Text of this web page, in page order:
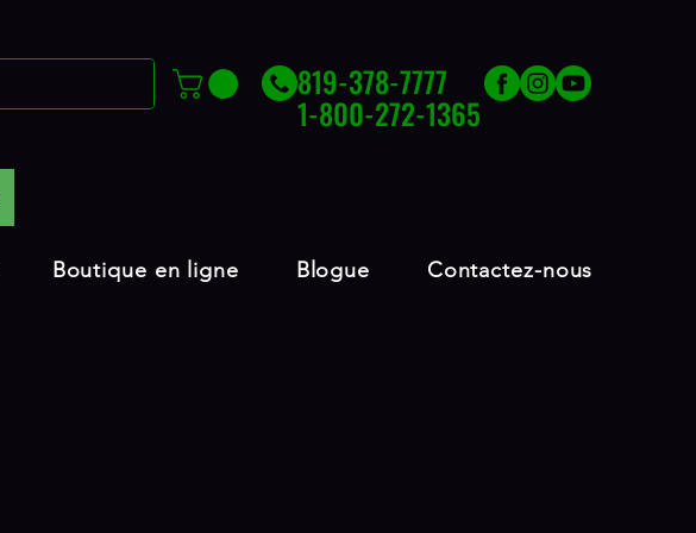
819-378-7777
1-800-272-1365
Boutique en ligne Blogue Contactez-nous